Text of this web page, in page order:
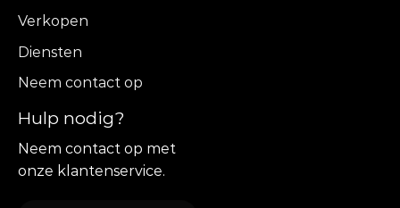
Verkopen
Diensten
Neem contact op
Hulp nodig?
Neem contact op met
onze klantenservice.